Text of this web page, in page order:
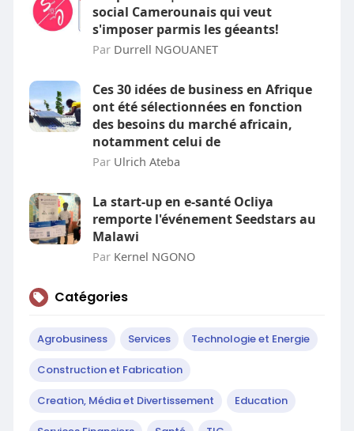
social Camerounais qui veut
s'imposer parmis les géeants!
Par Durrell NGOUANET
Ces 30 idées de business en Afrique
ont été sélectionnées en fonction
des besoins du marché africain,
notamment celui de
Par Ulrich Ateba
La start-up en e-santé Ocliya
remporte l'événement Seedstars au
Malawi
Par Kernel NGONO
Catégories
Agrobusiness Services Technologie et Energie
Construction et Fabrication
Creation, Média et Divertissement Education